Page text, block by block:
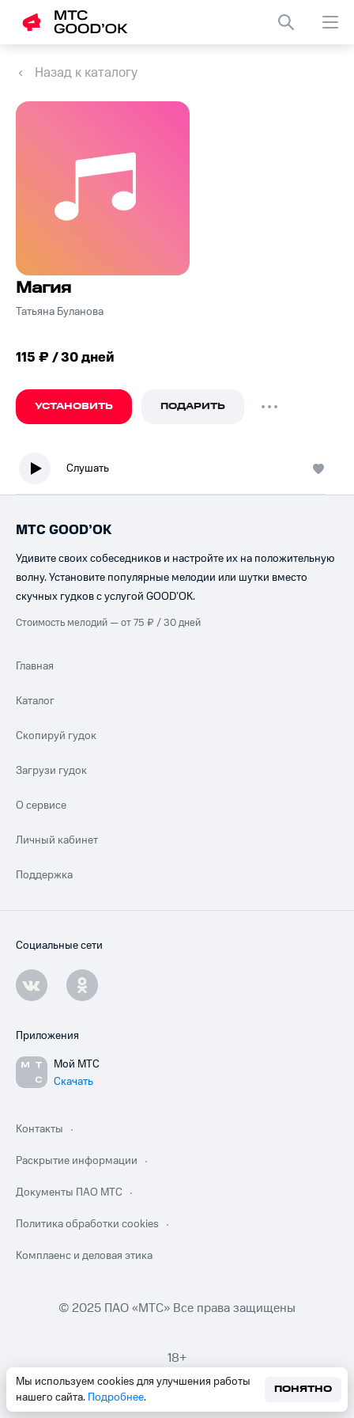
Назад к каталогу
Магия
Татьяна Буланова
115 ₽ / 30 дней
УСТАНОВИТЬ ПОДАРИТЬ
Слушать
Мы используем cookies для улучшения работы
нашего сайта. Подробнее.
ПОНЯТНО
МТС GOOD’OK
Удивите своих собеседников и настройте их на положительную
волну. Установите популярные мелодии или шутки вместо
скучных гудков с услугой GOOD’OK.
Стоимость мелодий — от 75 ₽ / 30 дней
Главная
Каталог
Скопируй гудок
Загрузи гудок
О сервисе
Личный кабинет
Поддержка
Социальные сети
Приложения
Мой МТС
Скачать
Контакты
Раскрытие информации
Документы ПАО МТС
Политика обработки cookies
Комплаенс и деловая этика
© 2025 ПАО «МТС» Все права защищены
18+